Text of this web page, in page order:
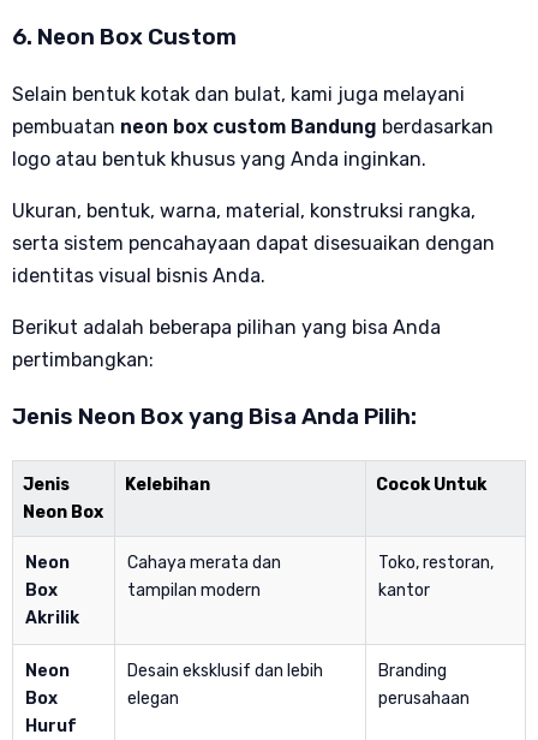
6. Neon Box Custom
Selain bentuk kotak dan bulat, kami juga melayani
pembuatan neon box custom Bandung berdasarkan
logo atau bentuk khusus yang Anda inginkan.
Ukuran, bentuk, warna, material, konstruksi rangka,
serta sistem pencahayaan dapat disesuaikan dengan
identitas visual bisnis Anda.
Berikut adalah beberapa pilihan yang bisa Anda
pertimbangkan:
Jenis Neon Box yang Bisa Anda Pilih:
Jenis
Neon Box
Kelebihan Cocok Untuk
Neon
Box
Akrilik
Cahaya merata dan
tampilan modern
Toko, restoran,
kantor
Neon
Box
Huruf
Desain eksklusif dan lebih
elegan
Branding
perusahaan